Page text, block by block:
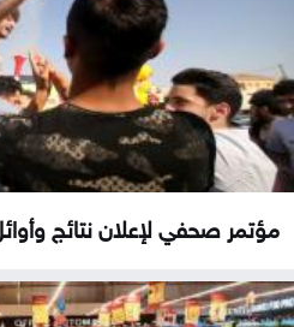
مؤتمر صحفي لإعلان نتائج